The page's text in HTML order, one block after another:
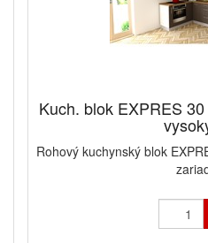
Kuch. blok EXPRES
Rohový kuchynský blok